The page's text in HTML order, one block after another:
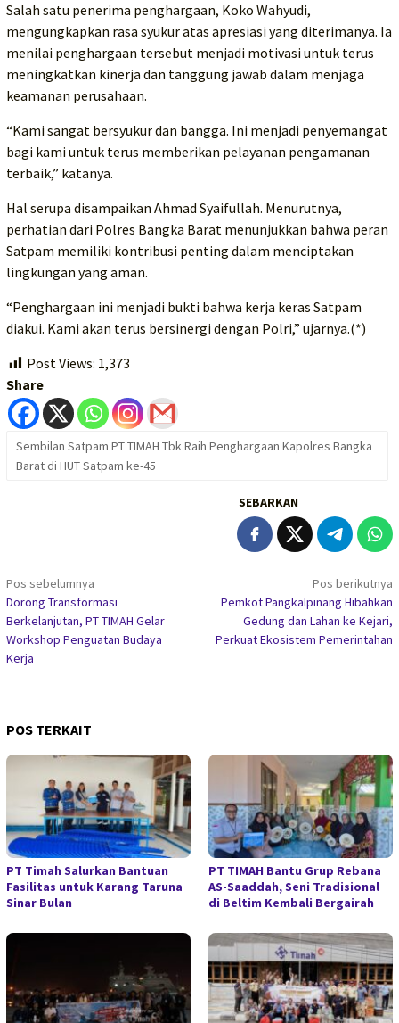
Salah satu penerima penghargaan, Koko Wahyudi,
mengungkapkan rasa syukur atas apresiasi yang diterimanya. Ia
menilai penghargaan tersebut menjadi motivasi untuk terus
meningkatkan kinerja dan tanggung jawab dalam menjaga
keamanan perusahaan.
“Kami sangat bersyukur dan bangga. Ini menjadi penyemangat
bagi kami untuk terus memberikan pelayanan pengamanan
terbaik,” katanya.
Hal serupa disampaikan Ahmad Syaifullah. Menurutnya,
perhatian dari Polres Bangka Barat menunjukkan bahwa peran
Satpam memiliki kontribusi penting dalam menciptakan
lingkungan yang aman.
“Penghargaan ini menjadi bukti bahwa kerja keras Satpam
diakui. Kami akan terus bersinergi dengan Polri,” ujarnya.(*)
Post Views: 1,373
Share
Sembilan Satpam PT TIMAH Tbk Raih Penghargaan Kapolres Bangka
Barat di HUT Satpam ke-45
SEBARKAN
Navigasi
pos
Pos sebelumnya
Dorong Transformasi
Berkelanjutan, PT TIMAH Gelar
Workshop Penguatan Budaya
Kerja
Pos berikutnya
Pemkot Pangkalpinang Hibahkan
Gedung dan Lahan ke Kejari,
Perkuat Ekosistem Pemerintahan
POS TERKAIT
PT Timah Salurkan Bantuan
Fasilitas untuk Karang Taruna
Sinar Bulan
PT TIMAH Bantu Grup Rebana
AS-Saaddah, Seni Tradisional
di Beltim Kembali Bergairah